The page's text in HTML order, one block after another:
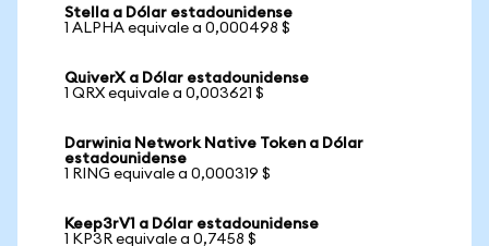
Stella a Dólar estadounidense
1 ALPHA equivale a 0,000498 $
QuiverX a Dólar estadounidense
1 QRX equivale a 0,003621 $
Darwinia Network Native Token a Dólar
estadounidense
1 RING equivale a 0,000319 $
Keep3rV1 a Dólar estadounidense
1 KP3R equivale a 0,7458 $